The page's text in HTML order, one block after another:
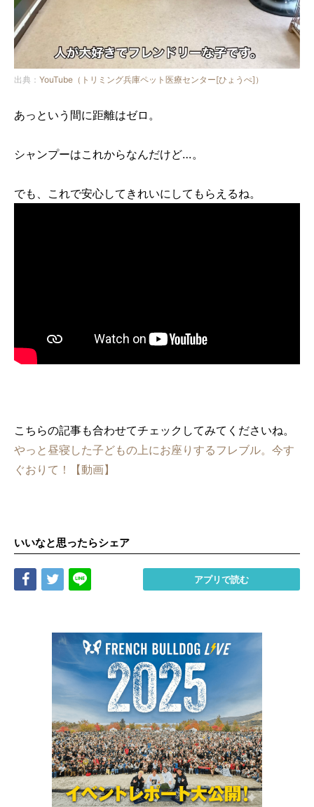
出典： YouTube（トリミング兵庫ペット医療センター[ひょうぺ]）
あっという間に距離はゼロ。
シャンプーはこれからなんだけど…。
でも、これで安心してきれいにしてもらえるね。
こちらの記事も合わせてチェックしてみてくださいね。
やっと昼寝した子どもの上にお座りするフレブル。今す
ぐおりて！【動画】
いいなと思ったらシェア
Share Tweet アプリで読む